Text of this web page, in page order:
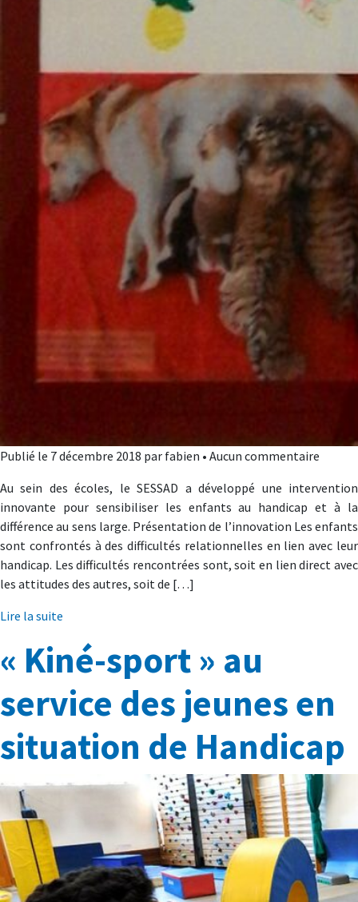
Publié le 7 décembre 2018 par fabien • Aucun commentaire
Au sein des écoles, le SESSAD a développé une intervention
innovante pour sensibiliser les enfants au handicap et à la
différence au sens large. Présentation de l’innovation Les enfants
sont confrontés à des difficultés relationnelles en lien avec leur
handicap. Les difficultés rencontrées sont, soit en lien direct avec
les attitudes des autres, soit de […]
Lire la suite
« Kiné-sport » au
service des jeunes en
situation de Handicap